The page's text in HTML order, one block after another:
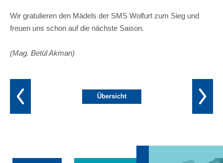
Wir gratulieren den Mädels der SMS Wolfurt zum Sieg und
freuen uns schon auf die nächste Saison.
(Mag. Betül Akman)
Übersicht